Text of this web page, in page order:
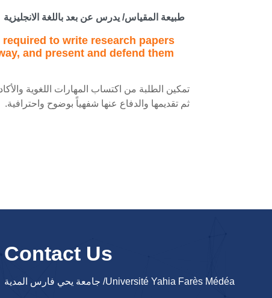
طبيعة المقياس/ يدرس عن بعد باللغة الانجليزية
to write research papers
and present and defend them
تمكين الطلبة من اكتساب المهارات اللغوية
ثم تقديمها والدفاع عنها شفهياً بوضوح واحترافية.
Contact Us
جامعة يحي فارس المدية /Université Yahia Farès Médéa